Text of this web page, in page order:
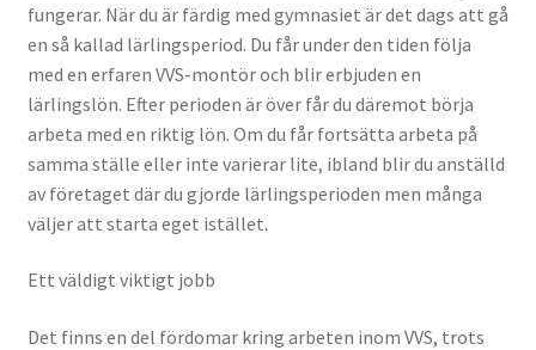
fungerar. När du är färdig med gymnasiet är det dags att gå
en så kallad lärlingsperiod. Du får under den tiden följa
med en erfaren VVS-montör och blir erbjuden en
lärlingslön. Efter perioden är över får du däremot börja
arbeta med en riktig lön. Om du får fortsätta arbeta på
samma ställe eller inte varierar lite, ibland blir du anställd
av företaget där du gjorde lärlingsperioden men många
väljer att starta eget istället.
Ett väldigt viktigt jobb
Det finns en del fördomar kring arbeten inom VVS, trots